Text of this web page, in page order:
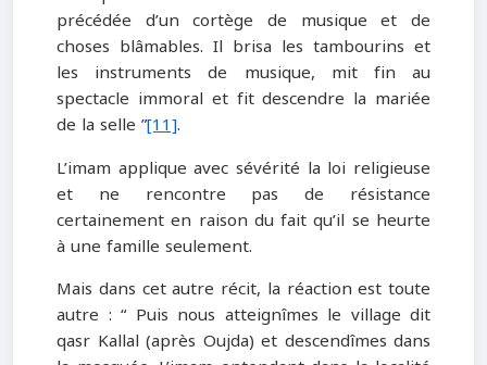
précédée d’un cortège de musique et de
choses blâmables. Il brisa les tambourins et
les instruments de musique, mit fin au
spectacle immoral et fit descendre la mariée
de la selle ”[11].
L’imam applique avec sévérité la loi religieuse
et ne rencontre pas de résistance
certainement en raison du fait qu’il se heurte
à une famille seulement.
Mais dans cet autre récit, la réaction est toute
autre : “ Puis nous atteignîmes le village dit
qasr Kallal (après Oujda) et descendîmes dans